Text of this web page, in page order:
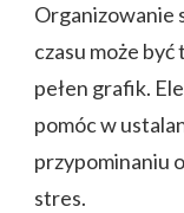
Organizowanie
czasu może być
pełen grafik.
pomóc w
przypominaniu
stres.